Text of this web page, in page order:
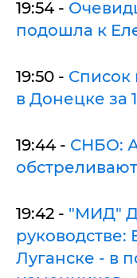
19:54 -
подошла к
19:50 - Список
в Донецке за
19:44 - СНБО:
19:42 - "МИД"
руководстве:
Луганске - в